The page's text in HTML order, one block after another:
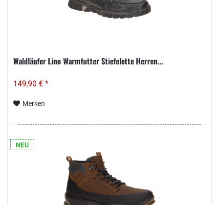
Waldläufer Lino Warmfutter Stiefelette Herren...
149,90 € *
Merken
NEU